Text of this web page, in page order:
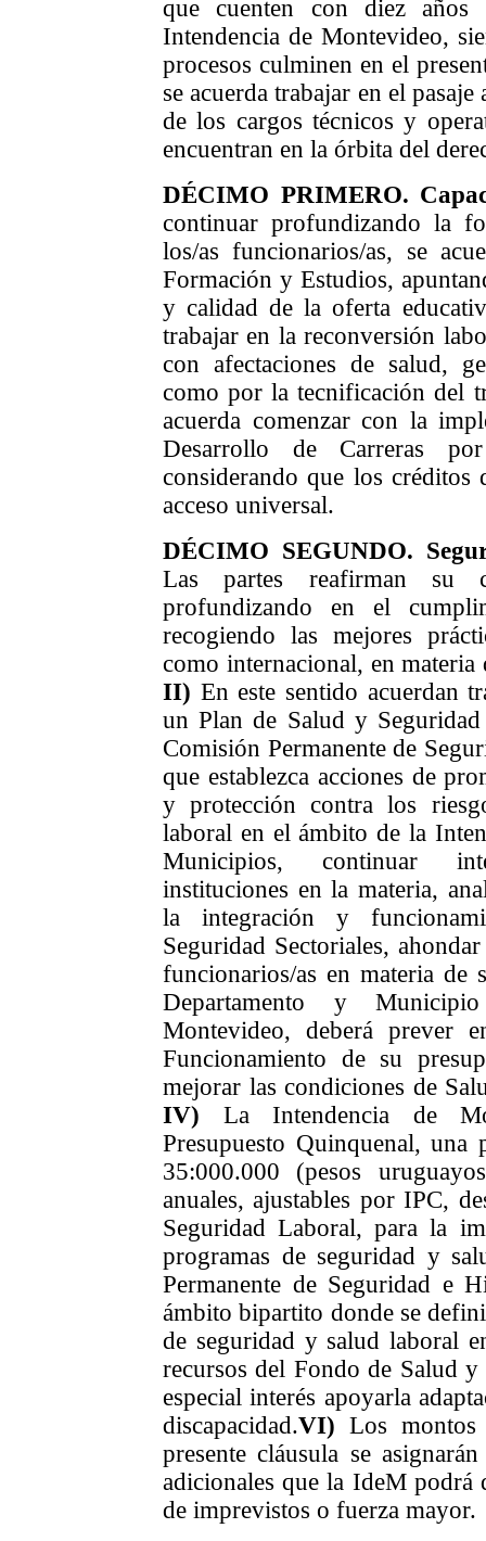
que cuenten con diez
Intendencia de Montevideo,
procesos culminen en el
se acuerda trabajar en el pasaje
de los cargos técnicos y
encuentran en la órbita del
DÉCIMO PRIMERO.
continuar profundizando la
los/as funcionarios/as, se
Formación y Estudios,
y calidad de la oferta
trabajar en la reconversión
con afectaciones de salud,
como por la tecnificación del
acuerda comenzar con la
Desarrollo de Carreras
considerando que los créditos
acceso universal.
DÉCIMO SEGUNDO.
Las partes reafirman su
profundizando en el
recogiendo las mejores
como internacional, en
II) En este sentido acuerdan
un Plan de Salud y
Comisión Permanente de
que establezca acciones de
y protección contra los
laboral en el ámbito de la
Municipios, continuar
instituciones en la materia,
la integración y
Seguridad Sectoriales,
funcionarios/as en materia de
Departamento y
Montevideo, deberá prever
Funcionamiento de su
mejorar las condiciones de
IV) La Intendencia de
Presupuesto Quinquenal, una
35:000.000 (pesos
anuales,ajustables por IPC,
Seguridad Laboral,para la
programas de seguridad y
Permanente de Seguridad e
ámbitobipartito donde se
de seguridad y salud laboral
recursosdel Fondo de Salud
especial interés apoyarla
discapacidad.VI) Los
presente cláusula se
adicionales que la IdeM podrá
de imprevistos o fuerza mayor.